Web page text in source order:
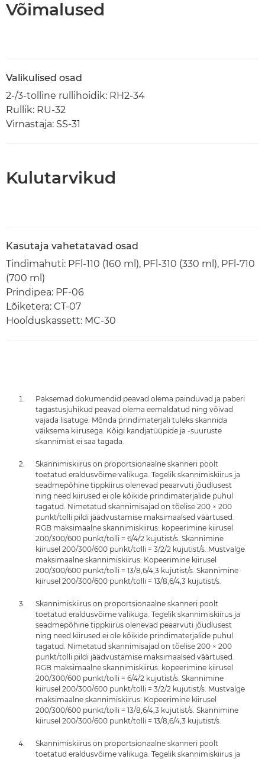
Võimalused
Valikulised osad
2-/3-tolline rullihoidik: RH2-34
Rullik: RU-32
Virnastaja: SS-31
Kulutarvikud
Kasutaja vahetatavad osad
Tindimahuti: PFl-110 (160 ml), PFl-310 (330 ml), PFl-710
(700 ml)
Prindipea: PF-06
Lõiketera: CT-07
Hoolduskassett: MC-30
Paksemad dokumendid peavad olema painduvad ja paberi
tagastusjuhikud peavad olema eemaldatud ning võivad
vajada lisatuge. Mõnda prindimaterjali tuleks skannida
väiksema kiirusega. Kõigi kandjatüüpide ja -suuruste
skannimist ei saa tagada.
Skannimiskiirus on proportsionaalne skanneri poolt
toetatud eraldusvõime valikuga. Tegelik skannimiskiirus ja
seadmepõhine tippkiirus olenevad peaarvuti jõudlusest
ning need kiirused ei ole kõikide prindimaterjalide puhul
tagatud. Nimetatud skannimisajad on tõelise 200 × 200
punkt/tolli pildi jäädvustamise maksimaalsed väärtused.
RGB maksimaalne skannimiskiirus: kopeerimine kiirusel
200/300/600 punkt/tolli = 6/4/2 kujutist/s. Skannimine
kiirusel 200/300/600 punkt/tolli = 3/2/2 kujutist/s. Mustvalge
maksimaalne skannimiskiirus: Kopeerimine kiirusel
200/300/600 punkt/tolli = 13/8,6/4,3 kujutist/s. Skannimine
kiirusel 200/300/600 punkt/tolli = 13/8,6/4,3 kujutist/s.
Skannimiskiirus on proportsionaalne skanneri poolt
toetatud eraldusvõime valikuga. Tegelik skannimiskiirus ja
seadmepõhine tippkiirus olenevad peaarvuti jõudlusest
ning need kiirused ei ole kõikide prindimaterjalide puhul
tagatud. Nimetatud skannimisajad on tõelise 200 × 200
punkt/tolli pildi jäädvustamise maksimaalsed väärtused.
RGB maksimaalne skannimiskiirus: kopeerimine kiirusel
200/300/600 punkt/tolli = 6/4/2 kujutist/s. Skannimine
kiirusel 200/300/600 punkt/tolli = 3/2/2 kujutist/s. Mustvalge
maksimaalne skannimiskiirus: Kopeerimine kiirusel
200/300/600 punkt/tolli = 13/8,6/4,3 kujutist/s. Skannimine
kiirusel 200/300/600 punkt/tolli = 13/8,6/4,3 kujutist/s.
Skannimiskiirus on proportsionaalne skanneri poolt
toetatud eraldusvõime valikuga. Tegelik skannimiskiirus ja